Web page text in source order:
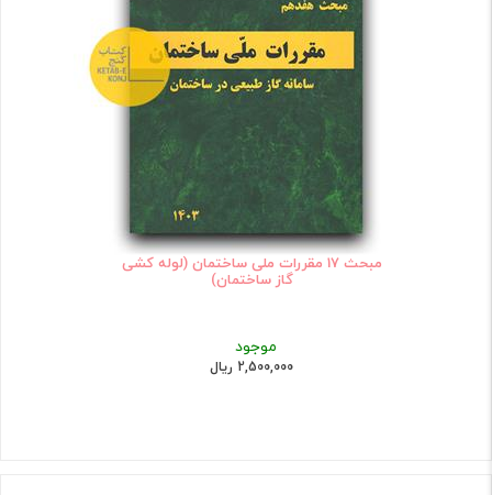
مبحث 17 مقررات ملی ساختمان (لوله کشی
گاز ساختمان)
موجود
2,500,000 ریال